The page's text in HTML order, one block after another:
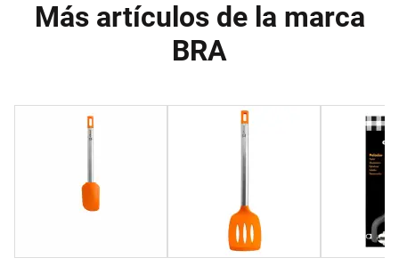
Más artículos de la marca
BRA